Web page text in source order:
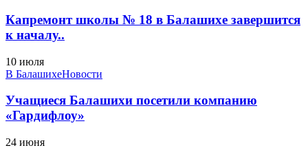
Капремонт школы № 18 в Балашихе завершится
к началу..
10 июля
В БалашихеНовости
Учащиеся Балашихи посетили компанию
«Гардифлоу»
24 июня